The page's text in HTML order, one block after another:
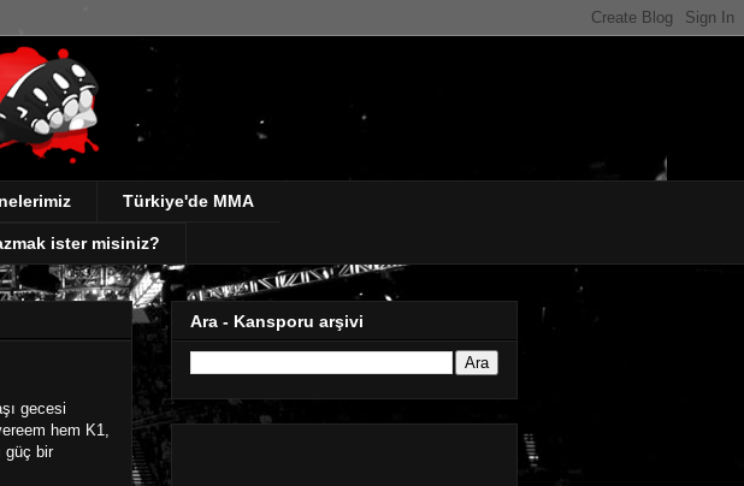
Türkiye'de MMA
ister misiniz?
gecesi
hem K1,
güç bir
Ara - Kansporu arşivi